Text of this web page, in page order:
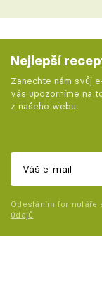
Nejlepší
Zanechte nám svůj
vás upozorníme na
z našeho webu.
Odesláním formuláře
údajů